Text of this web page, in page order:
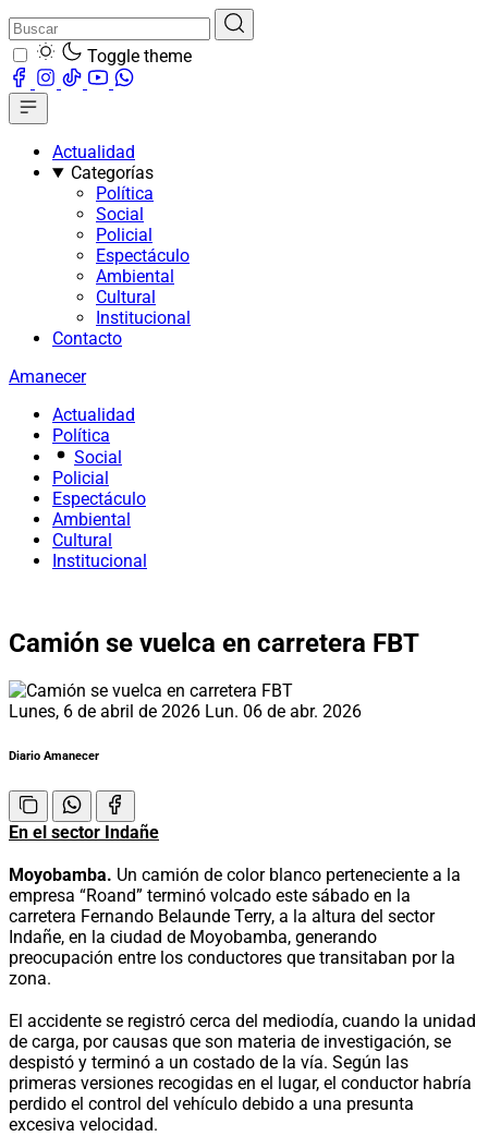
Toggle theme
Actualidad
Categorías
Política
Social
Policial
Espectáculo
Ambiental
Cultural
Institucional
Contacto
Amanecer
Actualidad
Política
Social
Policial
Espectáculo
Ambiental
Cultural
Institucional
Camión se vuelca en carretera FBT
Lunes, 6 de abril de 2026 Lun. 06 de abr. 2026
Diario Amanecer
En el sector Indañe
Moyobamba. Un camión de color blanco perteneciente a la
empresa “Roand” terminó volcado este sábado en la
carretera Fernando Belaunde Terry, a la altura del sector
Indañe, en la ciudad de Moyobamba, generando
preocupación entre los conductores que transitaban por la
zona.
El accidente se registró cerca del mediodía, cuando la unidad
de carga, por causas que son materia de investigación, se
despistó y terminó a un costado de la vía. Según las
primeras versiones recogidas en el lugar, el conductor habría
perdido el control del vehículo debido a una presunta
excesiva velocidad.